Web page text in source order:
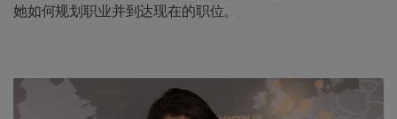
她如何规划职业并到达现在的职位。